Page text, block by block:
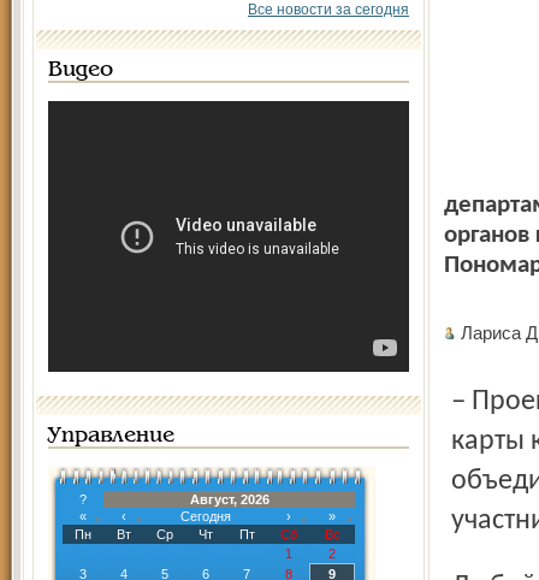
Все новости за сегодня
Видео
Управление
?
Август, 2026
«
‹ Сегодня ›
»
Пн
Вт Ср Чт Пт Сб
Вс
1
2
3
4 5 6 7 8
9
органов
Лариса
– Проект по внедрению универсальной электронной
карты